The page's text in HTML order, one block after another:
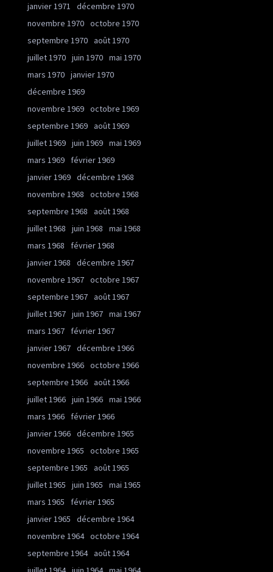
janvier 1971
décembre 1970
novembre 1970 octobre 1970
septembre 1970 août 1970
juillet 1970 juin 1970 mai 1970
mars 1970 janvier 1970
décembre 1969
novembre 1969 octobre 1969
septembre 1969 août 1969
juillet 1969 juin 1969 mai 1969
mars 1969
février 1969
janvier 1969 décembre 1968
novembre 1968
octobre 1968
septembre 1968
août 1968
juillet 1968
juin 1968
mai 1968
mars 1968
février 1968
janvier 1968
décembre 1967
novembre 1967 octobre 1967
septembre 1967 août 1967
juillet 1967 juin 1967 mai 1967
mars 1967
février 1967
janvier 1967 décembre 1966
novembre 1966 octobre 1966
septembre 1966 août 1966
juillet 1966 juin 1966 mai 1966
mars 1966
février 1966
janvier 1966 décembre 1965
novembre 1965
octobre 1965
septembre 1965
août 1965
juillet 1965
juin 1965
mai 1965
mars 1965
février 1965
janvier 1965
décembre 1964
novembre 1964 octobre 1964
septembre 1964 août 1964